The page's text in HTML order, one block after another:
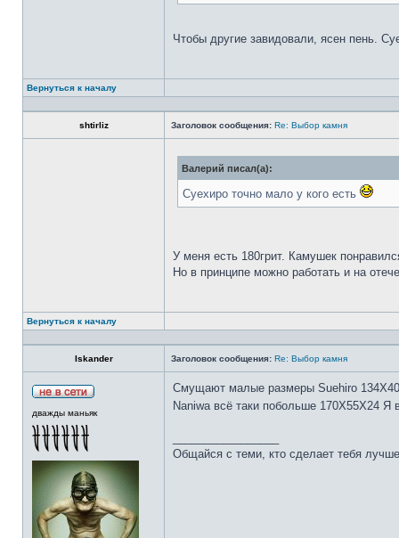
Чтобы другие завидовали, ясен пень.
Вернуться к началу
shtirliz Заголовок сообщения: Re: Выбор камня
Валерий писал(а):
Суехиро точно мало у кого есть
У меня есть 180грит. Камушек
Но в принципе можно работать и на
Вернуться к началу
Iskander Заголовок сообщения: Re: Выбор камня
дважды маньяк
Смущают малые размеры Suehiro
Naniwa всё таки побольше 170Х55Х24 Я
Общайся с теми, кто сделает тебя